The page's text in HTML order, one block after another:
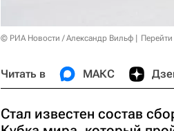
© РИА Новости / Александр Вильф
Читать в МАКС
Стал известен состав